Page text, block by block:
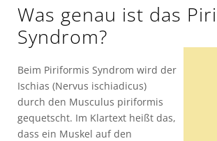
Was genau ist das
Syndrom?
Beim Piriformis Syndrom wird der
Ischias (Nervus ischiadicus)
durch den Musculus piriformis
gequetscht. Im Klartext heißt das,
dass ein Muskel auf den